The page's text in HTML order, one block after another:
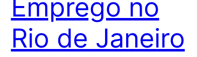
Emprego no
Rio de Janeiro